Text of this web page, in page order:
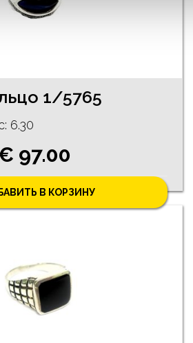
1/5765
6.30
97.00
В КОРЗИНУ